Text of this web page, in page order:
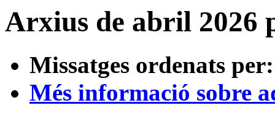
Arxius de abril 2026
Missatges ordenats per:
Més informació sobre